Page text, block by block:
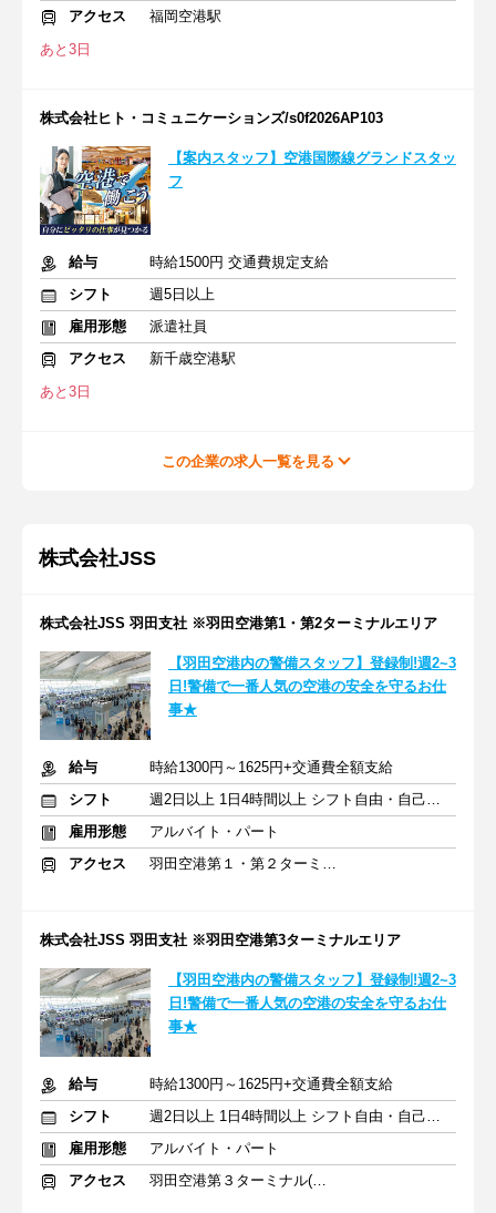
アクセス
福岡空港駅
あと3日
株式会社ヒト・コミュニケーションズ/s0f2026AP103
【案内スタッフ】空港国際線グランドスタッ
フ
給与
時給1500円 交通費規定支給
シフト
週5日以上
雇用形態
派遣社員
アクセス
新千歳空港駅
あと3日
この企業の求人一覧を見る
株式会社JSS
株式会社JSS 羽田支社 ※羽田空港第1・第2ターミナルエリア
【羽田空港内の警備スタッフ】登録制!週2~3
日!警備で一番人気の空港の安全を守るお仕
事★
給与
時給1300円～1625円+交通費全額支給
シフト
週2日以上 1日4時間以上 シフト自由・自己申告
雇用形態
アルバイト・パート
アクセス
羽田空港第１・第２ターミナル(京急)駅
株式会社JSS 羽田支社 ※羽田空港第3ターミナルエリア
【羽田空港内の警備スタッフ】登録制!週2~3
日!警備で一番人気の空港の安全を守るお仕
事★
給与
時給1300円～1625円+交通費全額支給
シフト
週2日以上 1日4時間以上 シフト自由・自己申告
雇用形態
アルバイト・パート
アクセス
羽田空港第３ターミナル(京急)駅